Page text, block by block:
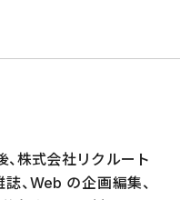
株式会社リクルート
、Web の企画編集、